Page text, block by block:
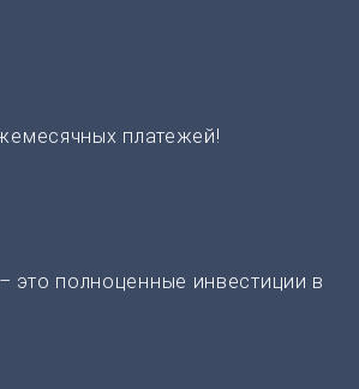
платежей!
это полноценные инвестиции в